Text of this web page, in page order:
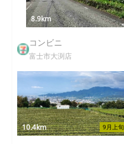
8.9km
コンビニ
富士市大渕店
9月上旬
10.4km